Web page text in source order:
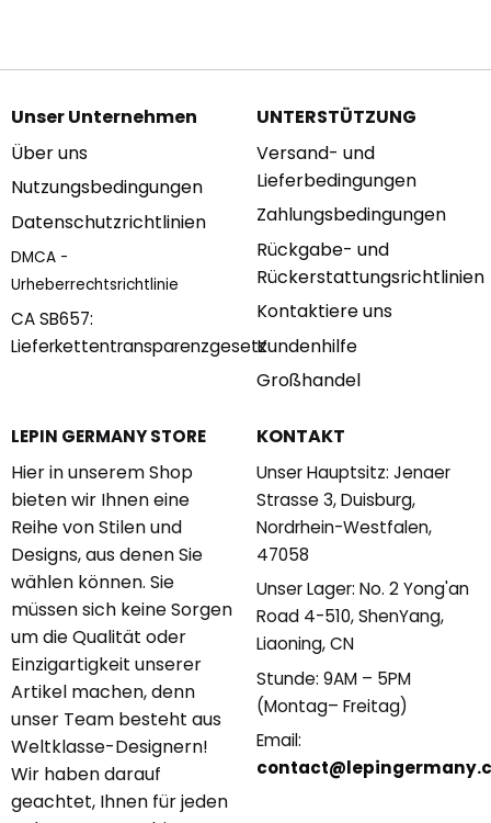
Unser Unternehmen
Über uns
Nutzungsbedingungen
Datenschutzrichtlinien
DMCA -
Urheberrechtsrichtlinie
CA SB657:
Lieferkettentransparenzgesetz
UNTERSTÜTZUNG
Versand- und
Lieferbedingungen
Zahlungsbedingungen
Rückgabe- und
Rückerstattungsrichtlinien
Kontaktiere uns
Kundenhilfe
Großhandel
LEPIN GERMANY STORE
Hier in unserem Shop
bieten wir Ihnen eine
Reihe von Stilen und
Designs, aus denen Sie
wählen können. Sie
müssen sich keine Sorgen
um die Qualität oder
Einzigartigkeit unserer
Artikel machen, denn
unser Team besteht aus
Weltklasse-Designern!
Wir haben darauf
geachtet, Ihnen für jeden
KONTAKT
Unser Hauptsitz: Jenaer
Strasse 3, Duisburg,
Nordrhein-Westfalen,
47058
Unser Lager: No. 2 Yong'an
Road 4-510, ShenYang,
Liaoning, CN
Stunde: 9AM – 5PM
(Montag– Freitag)
Email: